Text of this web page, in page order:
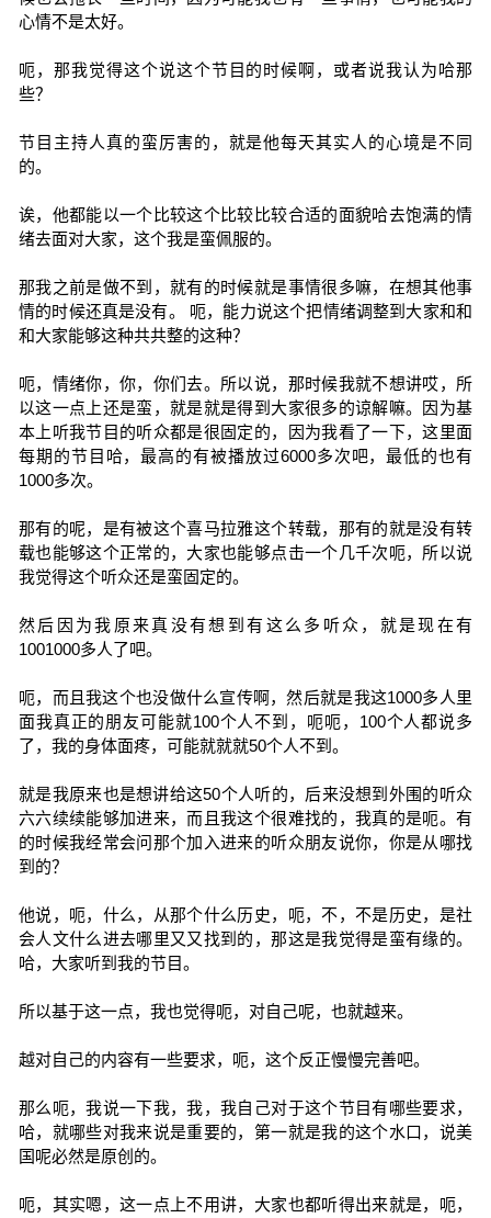
心情不是太好。
呃，那我觉得这个说这个节目的时候啊，或者说我认为哈那
些？
节目主持人真的蛮厉害的，就是他每天其实人的心境是不同
的。
诶，他都能以一个比较这个比较比较合适的面貌哈去饱满的情
绪去面对大家，这个我是蛮佩服的。
那我之前是做不到，就有的时候就是事情很多嘛，在想其他事
情的时候还真是没有。 呃，能力说这个把情绪调整到大家和和
和大家能够这种共共整的这种？
呃，情绪你，你，你们去。所以说，那时候我就不想讲哎，所
以这一点上还是蛮，就是就是得到大家很多的谅解嘛。因为基
本上听我节目的听众都是很固定的，因为我看了一下，这里面
每期的节目哈，最高的有被播放过6000多次吧，最低的也有
1000多次。
那有的呢，是有被这个喜马拉雅这个转载，那有的就是没有转
载也能够这个正常的，大家也能够点击一个几千次呃，所以说
我觉得这个听众还是蛮固定的。
然后因为我原来真没有想到有这么多听众，就是现在有
1001000多人了吧。
呃，而且我这个也没做什么宣传啊，然后就是我这1000多人里
面我真正的朋友可能就100个人不到，呃呃，100个人都说多
了，我的身体面疼，可能就就就50个人不到。
就是我原来也是想讲给这50个人听的，后来没想到外围的听众
六六续续能够加进来，而且我这个很难找的，我真的是呃。有
的时候我经常会问那个加入进来的听众朋友说你，你是从哪找
到的？
他说，呃，什么，从那个什么历史，呃，不，不是历史，是社
会人文什么进去哪里又又找到的，那这是我觉得是蛮有缘的。
哈，大家听到我的节目。
所以基于这一点，我也觉得呃，对自己呢，也就越来。
越对自己的内容有一些要求，呃，这个反正慢慢完善吧。
那么呃，我说一下我，我，我自己对于这个节目有哪些要求，
哈，就哪些对我来说是重要的，第一就是我的这个水口，说美
国呢必然是原创的。
呃，其实嗯，这一点上不用讲，大家也都听得出来就是，呃，